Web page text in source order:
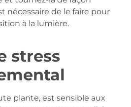
nécessaire de le faire pour
à la lumière.
stress
plante, est sensible aux